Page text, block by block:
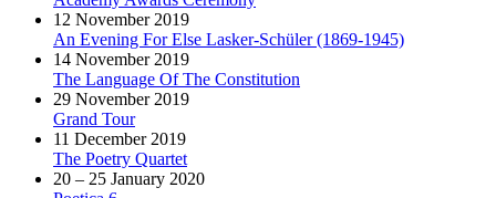
12 November 2019
An Evening For Else Lasker-Schüler (1869-1945)
14 November 2019
The Language Of The Constitution
29 November 2019
Grand Tour
11 December 2019
The Poetry Quartet
20 – 25 January 2020